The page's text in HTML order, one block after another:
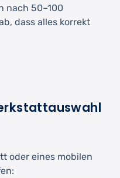
nach 50–100
dass alles korrekt
oder eines mobilen